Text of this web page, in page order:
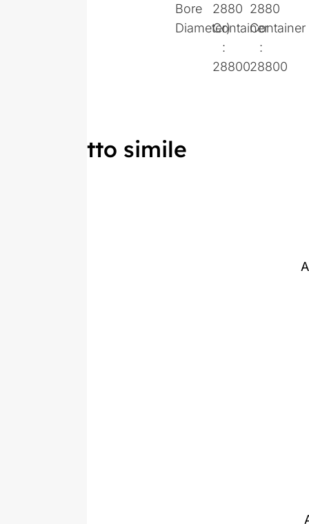
Bore
Diameter)
2880
Container
:
28800
2880
Container
:
28800
Prodotto simile